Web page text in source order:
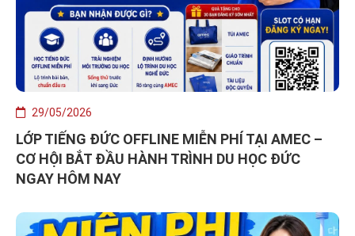
29/05/2026
LỚP TIẾNG ĐỨC OFFLINE MIỄN PHÍ TẠI AMEC –
CƠ HỘI BẮT ĐẦU HÀNH TRÌNH DU HỌC ĐỨC
NGAY HÔM NAY